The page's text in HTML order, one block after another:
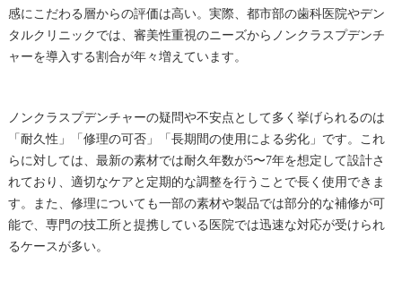
感にこだわる層からの評価は高い。実際、都市部の歯科医院やデン
タルクリニックでは、審美性重視のニーズからノンクラスプデンチ
ャーを導入する割合が年々増えています。
ノンクラスプデンチャーの疑問や不安点として多く挙げられるのは
「耐久性」「修理の可否」「長期間の使用による劣化」です。これ
らに対しては、最新の素材では耐久年数が5〜7年を想定して設計さ
れており、適切なケアと定期的な調整を行うことで長く使用できま
す。また、修理についても一部の素材や製品では部分的な補修が可
能で、専門の技工所と提携している医院では迅速な対応が受けられ
るケースが多い。